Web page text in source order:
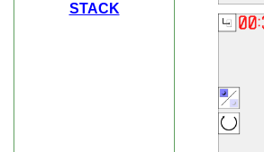
STACK